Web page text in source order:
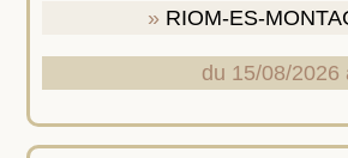
RIOM-ES-
du 15/08/2026